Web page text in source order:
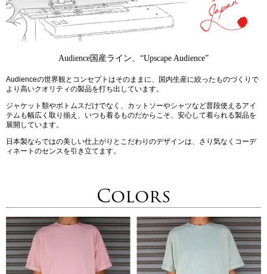
Audience国産ライン、“Upscape Audience”
Audienceの世界観とコンセプトはそのままに、国内生産に絞ったものづくりで
より高いクオリティの製品を打ち出しています。
ジャケット類やボトムスだけでなく、カットソーやシャツなど普段使えるアイ
テムも幅広く取り揃え、いつも着るものだからこそ、安心して着られる製品を
展開しています。
日本製ならではの美しい仕上がりとこだわりのデザインは、さり気なくコーデ
ィネートのセンスを引き立てます。
Colors